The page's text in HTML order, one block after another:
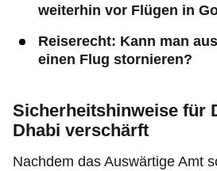
weiterhin vor Flügen in
Reiserecht: Kann man
einen Flug stornieren?
Sicherheitshinweise für
Dhabi verschärft
Nachdem das Auswärtige Amt